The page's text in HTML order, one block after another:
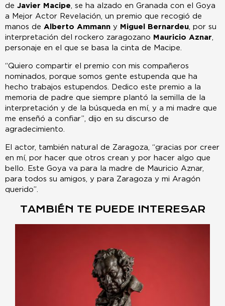
de Javier Macipe, se ha alzado en Granada con el Goya
a Mejor Actor Revelación, un premio que recogió de
manos de Alberto Ammann y Miguel Bernardeu, por su
interpretación del rockero zaragozano Mauricio Aznar,
personaje en el que se basa la cinta de Macipe.
“Quiero compartir el premio con mis compañeros
nominados, porque somos gente estupenda que ha
hecho trabajos estupendos. Dedico este premio a la
memoria de padre que siempre plantó la semilla de la
interpretación y de la búsqueda en mí, y a mi madre que
me enseñó a confiar”, dijo en su discurso de
agradecimiento.
El actor, también natural de Zaragoza, “gracias por creer
en mí, por hacer que otros crean y por hacer algo que
bello. Este Goya va para la madre de Mauricio Aznar,
para todos su amigos, y para Zaragoza y mi Aragón
querido”.
TAMBIÉN TE PUEDE INTERESAR